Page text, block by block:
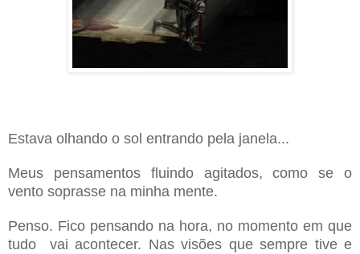
Estava olhando o sol entrando pela janela...
Meus pensamentos fluindo agitados, como se o
vento soprasse na minha mente.
Penso. Fico pensando na hora, no momento em que
tudo vai acontecer. Nas visões que sempre tive e